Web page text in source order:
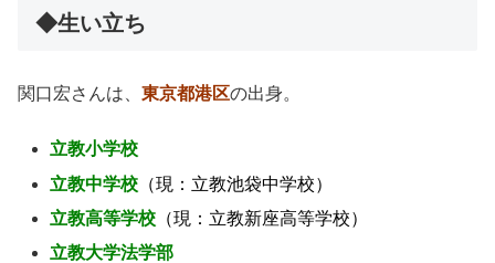
◆生い立ち
関口宏さんは、 東京都港区の出身。
立教小学校
立教中学校 （現：立教池袋中学校）
立教高等学校 （現：立教新座高等学校）
立教大学法学部